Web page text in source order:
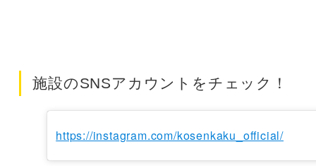
施設のSNSアカウントをチェック！
https://instagram.com/kosenkaku_official/